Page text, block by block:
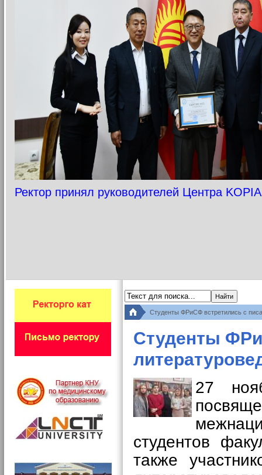
Ректор принял руководителей Центра KOPIA
Студенты ФРиСФ встретились с
Студенты
27
студентов
также